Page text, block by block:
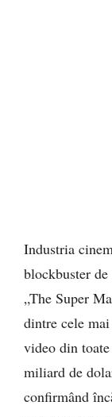
Industria
blockbuster
„The Super
dintre cele
video din
miliard de
confirmând